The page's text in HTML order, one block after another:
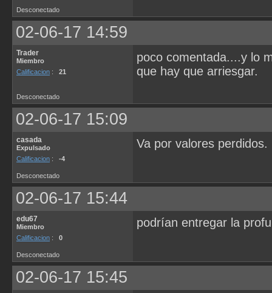
Desconectado
02-06-17 14:59
Trader
Miembro
Calificacion : 21
poco comentada....y lo
que hay que arriesgar.
Desconectado
02-06-17 15:09
casada
Expulsado
Calificacion : -4
Va por valores perdidos.
Desconectado
02-06-17 15:44
edu67
Miembro
Calificacion : 0
podrían entregar la
Desconectado
02-06-17 15:45